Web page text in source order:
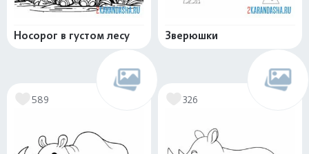
Носорог в густом лесу Зверюшки
589 326